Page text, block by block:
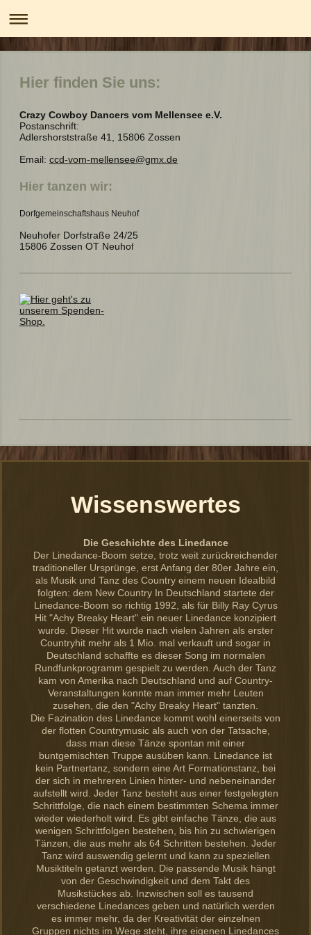
Hier finden Sie uns:
Crazy Cowboy Dancers vom Mellensee e.V.
Postanschrift:
Adlershorststraße 41, 15806 Zossen
Email: ccd-vom-mellensee@gmx.de
Hier tanzen wir:
Dorfgemeinschaftshaus Neuhof
Neuhofer Dorfstraße 24/25
15806 Zossen OT Neuhof
Wissenswertes
Die Geschichte des Linedance
Der Linedance-Boom setze, trotz weit zurückreichender
traditioneller Ursprünge, erst Anfang der 80er Jahre ein,
als Musik und Tanz des Country einem neuen Idealbild
folgten: dem New Country In Deutschland startete der
Linedance-Boom so richtig 1992, als für Billy Ray Cyrus
Hit "Achy Breaky Heart" ein neuer Linedance konzipiert
wurde. Dieser Hit wurde nach vielen Jahren als erster
Countryhit mehr als 1 Mio. mal verkauft und sogar in
Deutschland schaffte es dieser Song im normalen
Rundfunkprogramm gespielt zu werden. Auch der Tanz
kam von Amerika nach Deutschland und auf Country-
Veranstaltungen konnte man immer mehr Leuten
zusehen, die den "Achy Breaky Heart" tanzten.
Die Fazination des Linedance kommt wohl einerseits von
der flotten Countrymusic als auch von der Tatsache,
dass man diese Tänze spontan mit einer
buntgemischten Truppe ausüben kann. Linedance ist
kein Partnertanz, sondern eine Art Formationstanz, bei
der sich in mehreren Linien hinter- und nebeneinander
aufstellt wird. Jeder Tanz besteht aus einer festgelegten
Schrittfolge, die nach einem bestimmten Schema immer
wieder wiederholt wird. Es gibt einfache Tänze, die aus
wenigen Schrittfolgen bestehen, bis hin zu schwierigen
Tänzen, die aus mehr als 64 Schritten bestehen. Jeder
Tanz wird auswendig gelernt und kann zu speziellen
Musiktiteln getanzt werden. Die passende Musik hängt
von der Geschwindigkeit und dem Takt des
Musikstückes ab. Inzwischen soll es tausend
verschiedene Linedances geben und natürlich werden
es immer mehr, da der Kreativität der einzelnen
Gruppen nichts im Wege steht, ihre eigenen Linedances